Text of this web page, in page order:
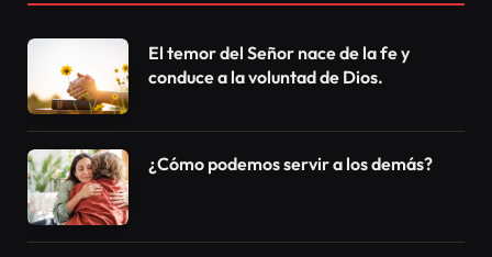
de Danielaprendieron sobre la importancia de
priorizar la búsqueda delEspíritu Santo .También
recibieron el aceite de Luz, distribuido el día
delevento «La Familia al Pie de la Cruz».
La propuesta espiritual invita a los participantes a
una reflexión sincera sobre su propia fe y sobre el
deseo de recibir la presencia de Dios elDomingo de